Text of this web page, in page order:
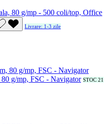
80 g/mp - 500 coli/top, Office
Livrare: 1-3 zile
g/mp, FSC - Navigator STOC 21